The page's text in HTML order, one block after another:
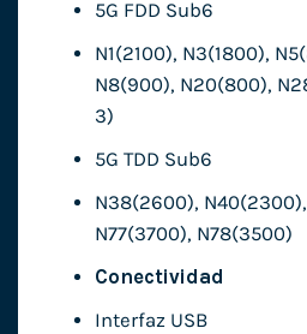
5G FDD Sub6
N1(2100), N3(1800),
N8(900), N20(800),
3)
5G TDD Sub6
N38(2600),
N77(3700), N78(3500)
Conectividad
Interfaz USB